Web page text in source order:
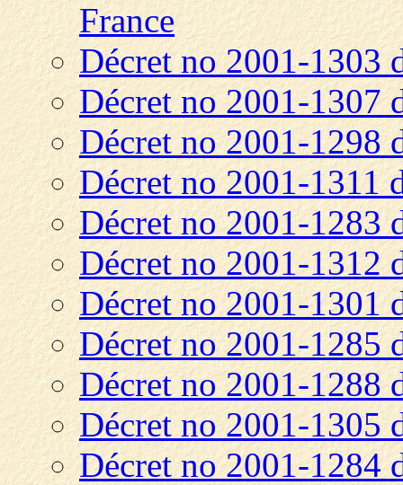
France
Décret no 2001-1303
Décret no 2001-1307
Décret no 2001-1298
Décret no 2001-1311
Décret no 2001-1283
Décret no 2001-1312
Décret no 2001-1301
Décret no 2001-1285
Décret no 2001-1288
Décret no 2001-1305
Décret no 2001-1284